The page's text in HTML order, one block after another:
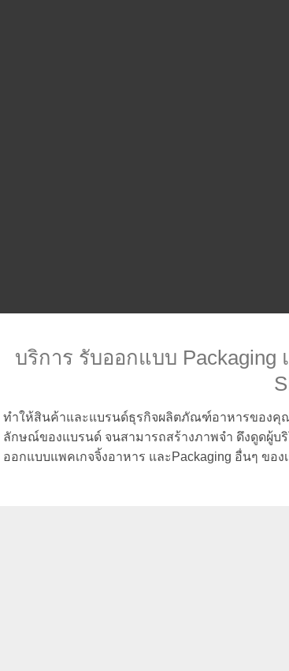
บริการ รับออกแบบ
ทำให้สินค้าและแบรนด์ธุรกิจผลิตภัณฑ์อาหารของคุ
ลักษณ์ของแบรนด์ จนสามารถสร้างภาพจำ ดึงดูดผู้บ
ออกแบบแพคเกจจิ้งอาหาร และPackaging อื่นๆ ของ